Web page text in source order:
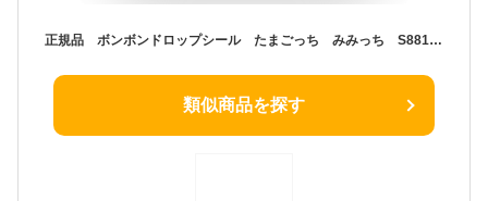
正規品 ボンボンドロップシール たまごっち みみっち S8812578
類似商品を探す